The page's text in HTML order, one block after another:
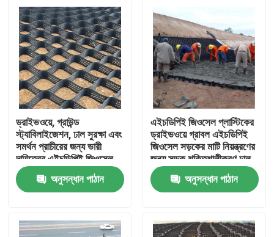
ড্রাইভওয়ে, গ্রাউন্ড
স্ট্যাবিলাইজেশন, ঢাল সুরক্ষা এবং
সমর্থন প্রাচীরের জন্য ভারী
দায়িত্বের এইচডিপিই জিওসেল
গ্রাউল গ্রিড সিস্টেম
অনুসন্ধান পাঠান
এইচডিপিই জিওসেল প্লাস্টিকের
ড্রাইভওয়ে গ্রাবল এইচডিপিই
জিওসেল সড়কের মাটি নিয়ন্ত্রণের
জন্য সড়ক শক্তিশালীকরণ ঢাল
সুরক্ষা ক্ষয় নিয়ন্ত্রণ গ্রাবল
হাইওয়ে
অনুসন্ধান পাঠান